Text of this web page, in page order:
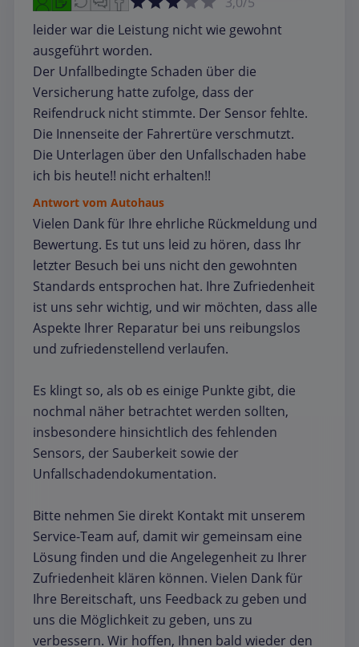
leider war die Leistung nicht wie gewohnt
ausgeführt worden.
Der Unfallbedingte Schaden über die
Versicherung hatte zufolge, dass der
Reifendruck nicht stimmte. Der Sensor fehlte.
Die Innenseite der Fahrertüre verschmutzt.
Die Unterlagen über den Unfallschaden habe
ich bis heute!! nicht erhalten!!
Antwort vom Autohaus
Vielen Dank für Ihre ehrliche Rückmeldung und
Bewertung. Es tut uns leid zu hören, dass Ihr
letzter Besuch bei uns nicht den gewohnten
Standards entsprochen hat. Ihre Zufriedenheit
ist uns sehr wichtig, und wir möchten, dass alle
Aspekte Ihrer Reparatur bei uns reibungslos
und zufriedenstellend verlaufen.
Es klingt so, als ob es einige Punkte gibt, die
nochmal näher betrachtet werden sollten,
insbesondere hinsichtlich des fehlenden
Sensors, der Sauberkeit sowie der
Unfallschadendokumentation.
Bitte nehmen Sie direkt Kontakt mit unserem
Service-Team auf, damit wir gemeinsam eine
Lösung finden und die Angelegenheit zu Ihrer
Zufriedenheit klären können. Vielen Dank für
Ihre Bereitschaft, uns Feedback zu geben und
uns die Möglichkeit zu geben, uns zu
verbessern. Wir hoffen, Ihnen bald wieder den